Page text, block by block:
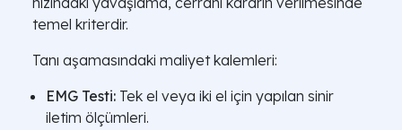
temel kriterdir.
Tanı aşamasındaki maliyet kalemleri:
EMG Testi: Tek el veya iki el için yapılan sinir
iletim ölçümleri.